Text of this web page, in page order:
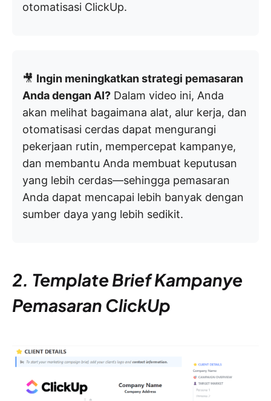
otomatisasi ClickUp.
🎥 Ingin meningkatkan strategi pemasaran
Anda dengan AI? Dalam video ini, Anda
akan melihat bagaimana alat, alur kerja, dan
otomatisasi cerdas dapat mengurangi
pekerjaan rutin, mempercepat kampanye,
dan membantu Anda membuat keputusan
yang lebih cerdas—sehingga pemasaran
Anda dapat mencapai lebih banyak dengan
sumber daya yang lebih sedikit.
2. Template Brief Kampanye
Pemasaran ClickUp